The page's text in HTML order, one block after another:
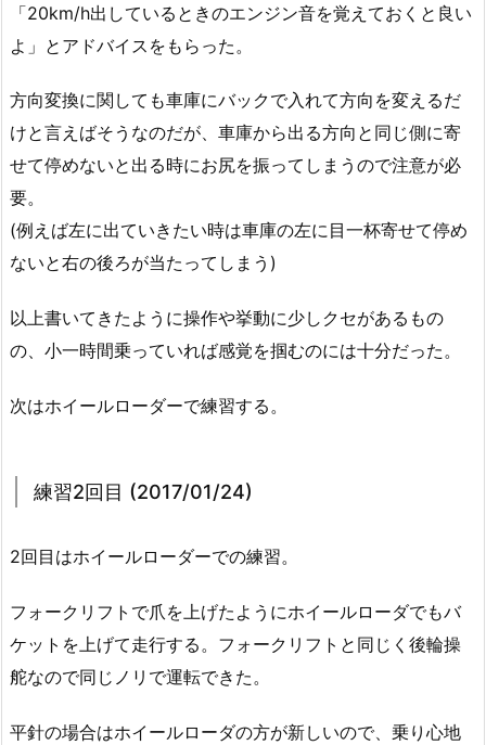
「20km/h出しているときのエンジン音を覚えておくと良い
よ」とアドバイスをもらった。
方向変換に関しても車庫にバックで入れて方向を変えるだ
けと言えばそうなのだが、車庫から出る方向と同じ側に寄
せて停めないと出る時にお尻を振ってしまうので注意が必
要。
(例えば左に出ていきたい時は車庫の左に目一杯寄せて停め
ないと右の後ろが当たってしまう)
以上書いてきたように操作や挙動に少しクセがあるもの
の、小一時間乗っていれば感覚を掴むのには十分だった。
次はホイールローダーで練習する。
練習2回目 (2017/01/24)
2回目はホイールローダーでの練習。
フォークリフトで爪を上げたようにホイールローダでもバ
ケットを上げて走行する。フォークリフトと同じく後輪操
舵なので同じノリで運転できた。
平針の場合はホイールローダの方が新しいので、乗り心地